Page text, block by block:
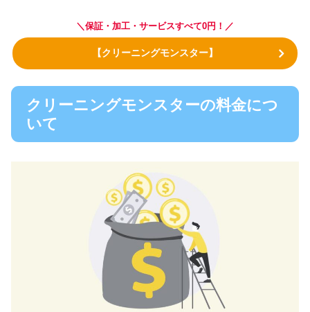
＼保証・加工・サービスすべて0円！／
【クリーニングモンスター】
クリーニングモンスターの料金につ
いて